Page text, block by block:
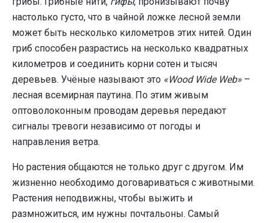
настолько густо, что в чайной ложке лесной земли
может быть несколько километров этих нитей. Один
гриб способен разрастись на несколько квадратных
километров и соединить корни сотен и тысяч
деревьев. Учёные называют это «Wood Wide Web» –
лесная всемирная паутина. По этим живым
оптоволоконным проводам деревья передают
сигналы тревоги независимо от погоды и
направления ветра.
Но растения общаются не только друг с другом. Им
жизненно необходимо договариваться с животными.
Растения неподвижны, чтобы выжить и
размножиться, им нужны почтальоны. Самый